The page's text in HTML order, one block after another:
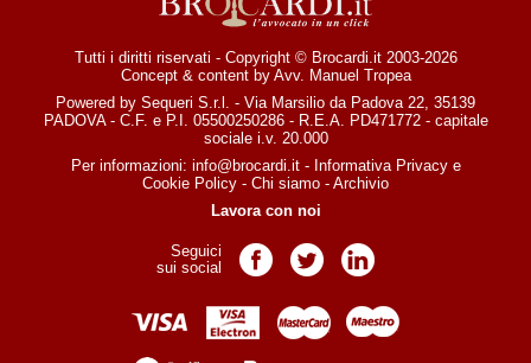
Tutti i diritti riservati - Copyright © Brocardi.it 2003-2026
Concept & content by Avv. Manuel Tropea
Powered by Sequeri S.r.l. - Via Marsilio da Padova 22, 35139
PADOVA - C.F. e P.I. 05500250286 - R.E.A. PD471772 - capitale
sociale i.v. 20.000
Per informazioni: info@brocardi.it- Informativa Privacye
Cookie Policy - Chi siamo - Archivio
Lavora con noi
Seguici
sui social
Pagina Facebook
Pagina TwitterPagina LinkedIn